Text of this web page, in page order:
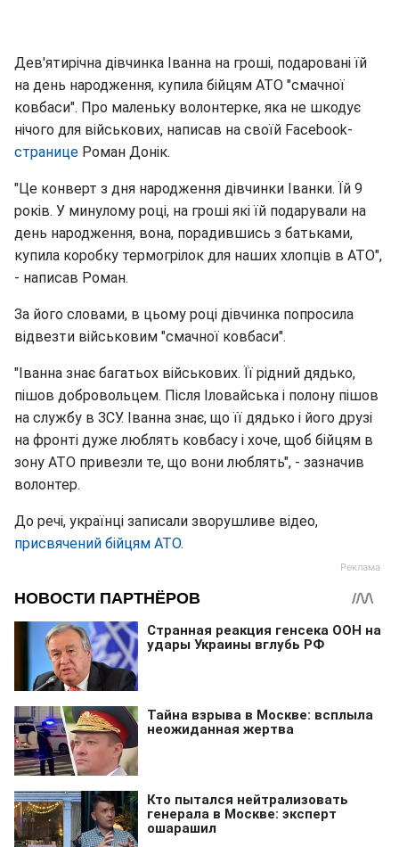
Дев'ятирічна дівчинка Іванна на гроші, подаровані їй
на день народження, купила бійцям АТО "смачної
ковбаси". Про маленьку волонтерке, яка не шкодує
нічого для військових, написав на своїй Facebook-
странице Роман Донік.
"Це конверт з дня народження дівчинки Іванки. Їй 9
років. У минулому році, на гроші які їй подарували на
день народження, вона, порадившись з батьками,
купила коробку термогрілок для наших хлопців в АТО",
- написав Роман.
За його словами, в цьому році дівчинка попросила
відвезти військовим "смачної ковбаси".
"Іванна знає багатьох військових. Її рідний дядько,
пішов добровольцем. Після Іловайська і полону пішов
на службу в ЗСУ. Іванна знає, що її дядько і його друзі
на фронті дуже люблять ковбасу і хоче, щоб бійцям в
зону АТО привезли те, що вони люблять", - зазначив
волонтер.
До речі, українці записали зворушливе відео,
присвячений бійцям АТО.